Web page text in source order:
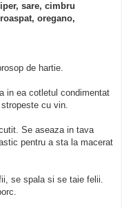
sare, cimbru
oregano,
de hartie.
in ea cotletul condimentat
cu vin.
Se aseaza in tava
pentru a sta la macerat
se spala si se taie felii.